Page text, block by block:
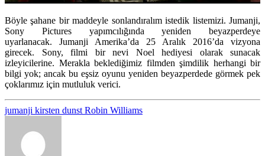
Böyle şahane bir maddeyle sonlandıralım istedik listemizi. Jumanji,
Sony Pictures yapımcılığında yeniden beyazperdeye
uyarlanacak. Jumanji Amerika’da 25 Aralık 2016’da vizyona
girecek. Sony, filmi bir nevi Noel hediyesi olarak sunacak
izleyicilerine. Merakla beklediğimiz filmden şimdilik herhangi bir
bilgi yok; ancak bu eşsiz oyunu yeniden beyazperdede görmek pek
çoklarımız için mutluluk verici.
jumanji kirsten dunst Robin Williams